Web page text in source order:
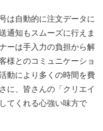
は自動的に注文データに
通知もスムーズに行えま
ーは手入力の負担から解
様とのコミュニケーショ
動により多くの時間を費
に、皆さんの「クリエイ
てくれる心強い味方で